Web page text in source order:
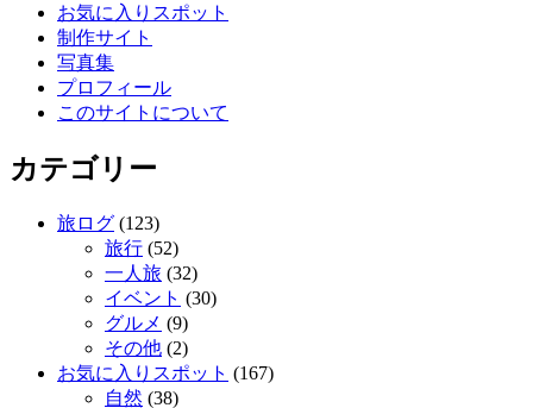
お気に入りスポット
制作サイト
写真集
プロフィール
このサイトについて
カテゴリー
旅ログ (123)
旅行 (52)
一人旅 (32)
イベント (30)
グルメ (9)
その他 (2)
お気に入りスポット (167)
自然 (38)